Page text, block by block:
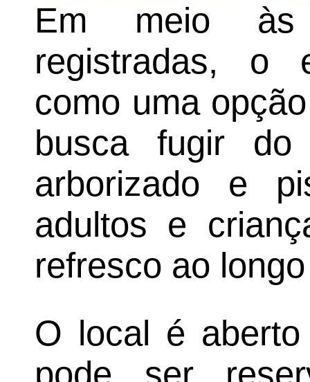
Em meio às
registradas, o
como uma
busca fugir do
arborizado e
adultos e
refresco ao
O local é
pode ser